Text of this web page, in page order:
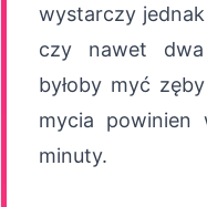
wystarczy
czy nawet dwa
byłoby myć
mycia powinien
minuty.